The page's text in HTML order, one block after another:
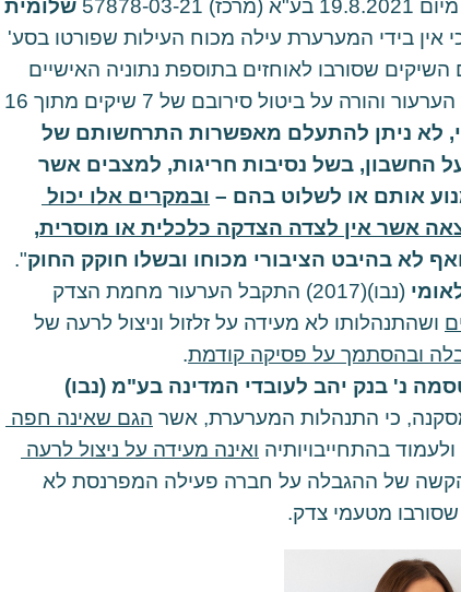
אותם או לשלוט בהם –
אשר אין לצדה הצדקה כלכלית או מוסרית
לא בהיבט הציבורי מכוחו ובשלו חוקק החוק
(נבו)(2017) התקבל הערעור מחמת הצדק
ובהסתמך על פסיקה קודמת
נ' בנק יהב לעובדי המדינה בע"מ (נבו)
כי התנהלות המערערת, אשר
בהתחייבויותיה
מטעמי צדק.